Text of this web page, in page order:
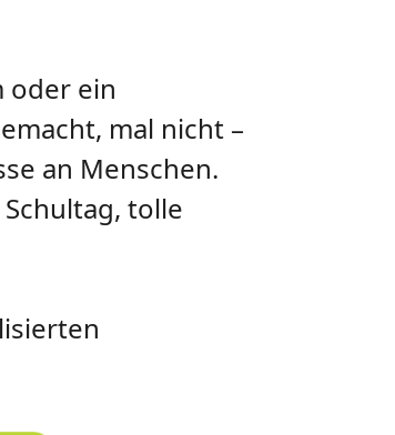
oder ein
mal nicht –
an Menschen.
tolle